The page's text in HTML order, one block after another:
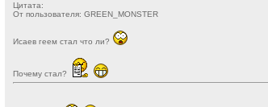
Цитата:
От пользователя: GREEN_MONSTER
Исаев геем стал что ли?
Почему стал?